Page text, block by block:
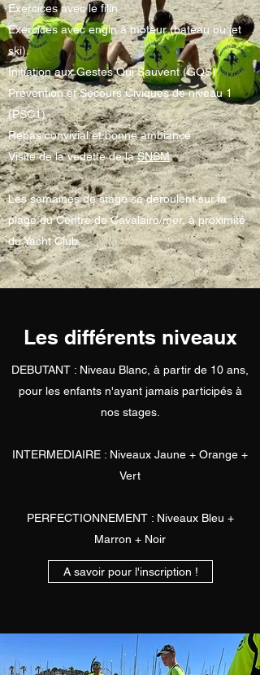
Exercices avec le filin
Exercices avec engin à moteur (bateau ou jet
ski)
Initiation aux Gestes Qui Sauvent (GQS)
Prévention et Secours Civiques de niveau 1
(PSC1)
Repas convivial et bonne ambiance
Visite de la vedette de laSNSM
Les semaines de stage se déroulent sur la
plage du Centre de Cavalaire/mer, à proximité
du Yacht Club.
Les différents niveaux
DEBUTANT : Niveau Blanc, à partir de 10 ans,
pour les enfants n'ayant jamais participés à
nos stages.
INTERMEDIAIRE : Niveaux Jaune + Orange +
Vert
PERFECTIONNEMENT : Niveaux Bleu +
Marron + Noir
A savoir pour l'inscription !